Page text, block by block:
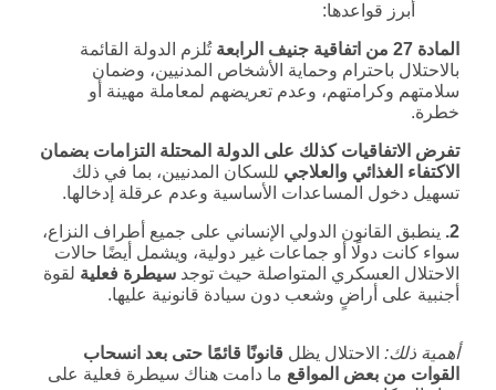
أبرز قواعدها:
المادة 27 من اتفاقية جنيف الرابعة
تُلزم الدولة القائمة
بالاحتلال باحترام وحماية الأشخاص المدنيين، وضمان
سلامتهم وكرامتهم، وعدم تعريضهم لمعاملة مهينة أو
خطرة.
تفرض الاتفاقيات كذلك على الدولة المحتلة التزامات بضمان
الاكتفاء الغذائي والعلاجي للسكان المدنيين، بما في ذلك
تسهيل دخول المساعدات الأساسية وعدم عرقلة إدخالها.
2. ينطبق القانون الدولي الإنساني على جميع أطراف النزاع،
سواء كانت دولًا أو جماعات غير دولية، ويشمل أيضًا حالات
الاحتلال العسكري المتواصلة حيث توجد سيطرة فعلية لقوة
أجنبية على أراضٍ وشعب دون سيادة قانونية عليها.
أهمية ذلك: الاحتلال يظل قانونًا قائمًا حتى بعد انسحاب
القوات من بعض المواقع ما دامت هناك سيطرة فعلية على